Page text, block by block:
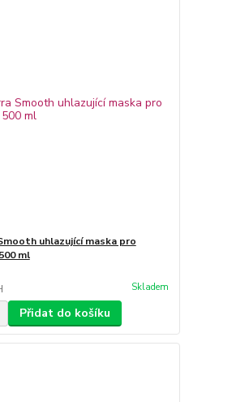
uhlazující maska pro
ml
Skladem
Přidat do košíku